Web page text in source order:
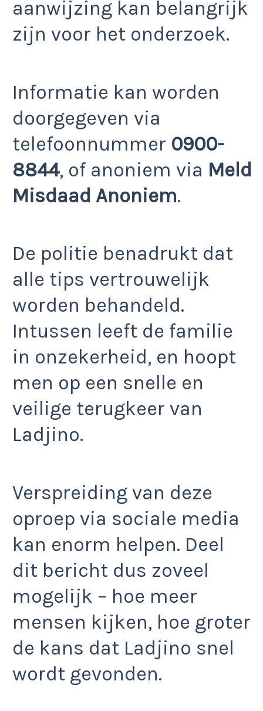
aanwijzing kan belangrijk
zijn voor het onderzoek.
Informatie kan worden
doorgegeven via
telefoonnummer 0900-
8844, of anoniem via Meld
Misdaad Anoniem.
De politie benadrukt dat
alle tips vertrouwelijk
worden behandeld.
Intussen leeft de familie
in onzekerheid, en hoopt
men op een snelle en
veilige terugkeer van
Ladjino.
Verspreiding van deze
oproep via sociale media
kan enorm helpen. Deel
dit bericht dus zoveel
mogelijk – hoe meer
mensen kijken, hoe groter
de kans dat Ladjino snel
wordt gevonden.